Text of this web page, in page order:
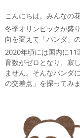
こんにちは。みんなの
冬季オリンピックが盛
向を変えて「パンダ」
2020年頃には国内に11
育数がゼロとなり、寂
ません。そんなパンダ
の交差点」を探ってみま